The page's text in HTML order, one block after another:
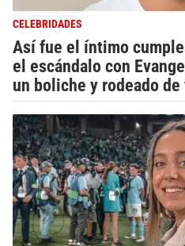
CELEBRIDADES
Así fue el íntimo
el escándalo con
un boliche y rodeado